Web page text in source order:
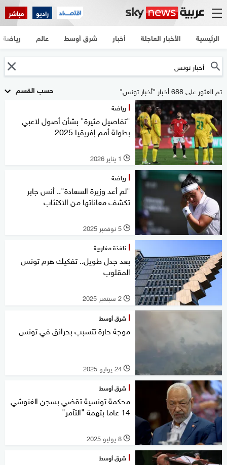
راديو مباشر
الرئيسية الأخبار العاجلة أخبار شرق أوسط عالم رياضة
حسب القسم تم العثور على 688 أخبار "أخبار تونس"
رياضة
"تفاصيل مثيرة" بشأن أصول لاعبي
بطولة أمم إفريقيا 2025
l 1 يناير 2026
رياضة
"لم أعد وزيرة السعادة".. أنس جابر
تكشف معاناتها من الاكتئاب
l 5 نوفمبر 2025
نافذة مغاربية
بعد جدل طويل.. تفكيك هرم تونس
المقلوب
l 2 سبتمبر 2025
شرق أوسط
موجة حارة تتسبب بحرائق في تونس
l 24 يوليو 2025
شرق أوسط
محكمة تونسية تقضي بسجن الغنوشي
14 عاما بتهمة "التآمر"
l 8 يوليو 2025
شرق أوسط